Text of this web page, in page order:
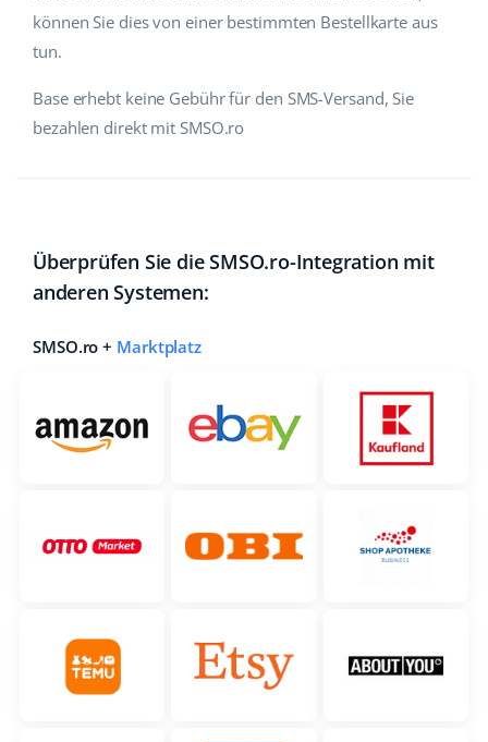
Kontakt português (BR)
können Sie dies von einer bestimmten Bestellkarte aus
tun.
Base erhebt keine Gebühr für den SMS-Versand, Sie
bezahlen direkt mit SMSO.ro
Überprüfen Sie die SMSO.ro-Integration mit
anderen Systemen:
SMSO.ro + Marktplatz